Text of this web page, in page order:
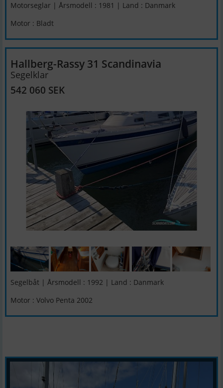
Motorseglar | Årsmodell : 1981 | Land : Danmark
Motor : Bladt
Hallberg-Rassy 31 Scandinavia
Segelklar
542 060 SEK
Segelbåt | Årsmodell : 1992 | Land : Danmark
Motor : Volvo Penta 2002